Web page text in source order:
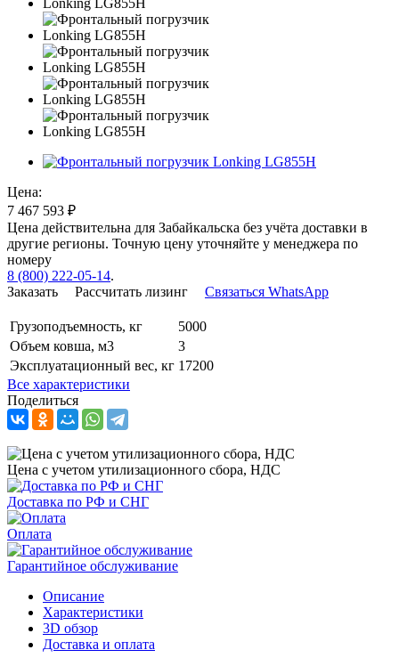
Цена:
7 467 593 ₽
Цена действительна для Забайкальска без учёта доставки в
другие регионы. Точную цену уточняйте у менеджера по
номеру
8 (800) 222-05-14.
Заказать
Рассчитать лизинг Связаться WhatsApp
Грузоподъемность, кг
5000
Объем ковша, м3
3
Эксплуатационный вес, кг 17200
Все характеристики
Поделиться
Цена с учетом утилизационного сбора, НДС
Доставка по РФ и СНГ
Оплата
Гарантийное обслуживание
Описание
Характеристики
3D обзор
Доставка и оплата